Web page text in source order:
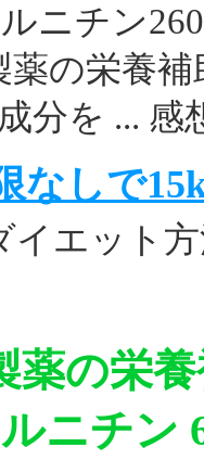
ニチン
薬の栄養
分を ... 感
なしで
イエット
薬の栄
ニチン